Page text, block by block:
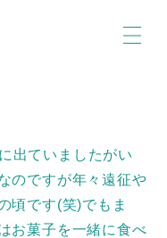
出ていましたがい
のですが年々遠征や
頃です(笑)でもま
お菓子を一緒に食べ